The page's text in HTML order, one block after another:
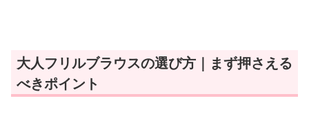
大人フリルブラウスの選び方｜まず押さえる
べきポイント